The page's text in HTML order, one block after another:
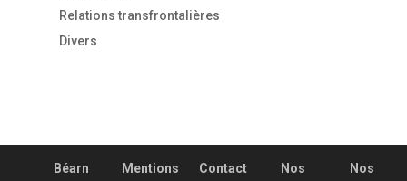
Relations transfrontalières
Divers
Béarn
Mentions
Contact
Nos
Nos